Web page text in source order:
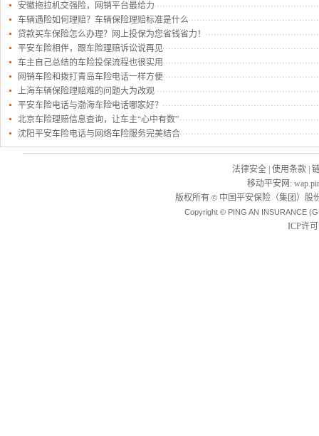
安徽拖拉机交强险，网销平台最给力
车辆遇险如何理赔？车辆保险理赔标准是什么
贷款买车保险怎么办理？网上投保为您省钱省力！
平安车险相伴，跟车险理赔诉讼说再见
车主自己总结的车险投保流程也很实用
网销车险和拨打青岛车险电话一样方便
上海车辆保险理赔难的问题大为改观
平安车险电话与渤海车险电话哪家好？
北京车险理赔信息查询，让车主“心中有数”
沈阳平安车险电话与网络车险服务完美结合
法律安全 使用条款
移动平安网 :
版权所有 ©中国平安保险（集团）股
Copyright © PING AN INSURANCE
ICP许